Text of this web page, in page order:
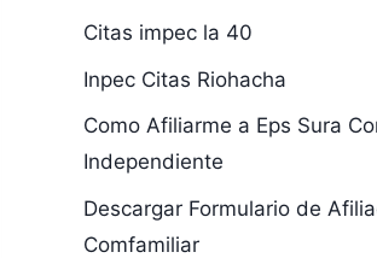
Citas impec la 40
Inpec Citas Riohacha
Como Afiliarme a Eps Sura
Independiente
Descargar Formulario de
Comfamiliar